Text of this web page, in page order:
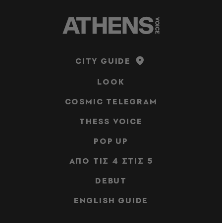
CITY GUIDE
LOOK
COSMIC TELEGRAM
THESS VOICE
POP UP
ΑΠΟ ΤΙΣ 4 ΣΤΙΣ 5
DEBUT
ENGLISH GUIDE